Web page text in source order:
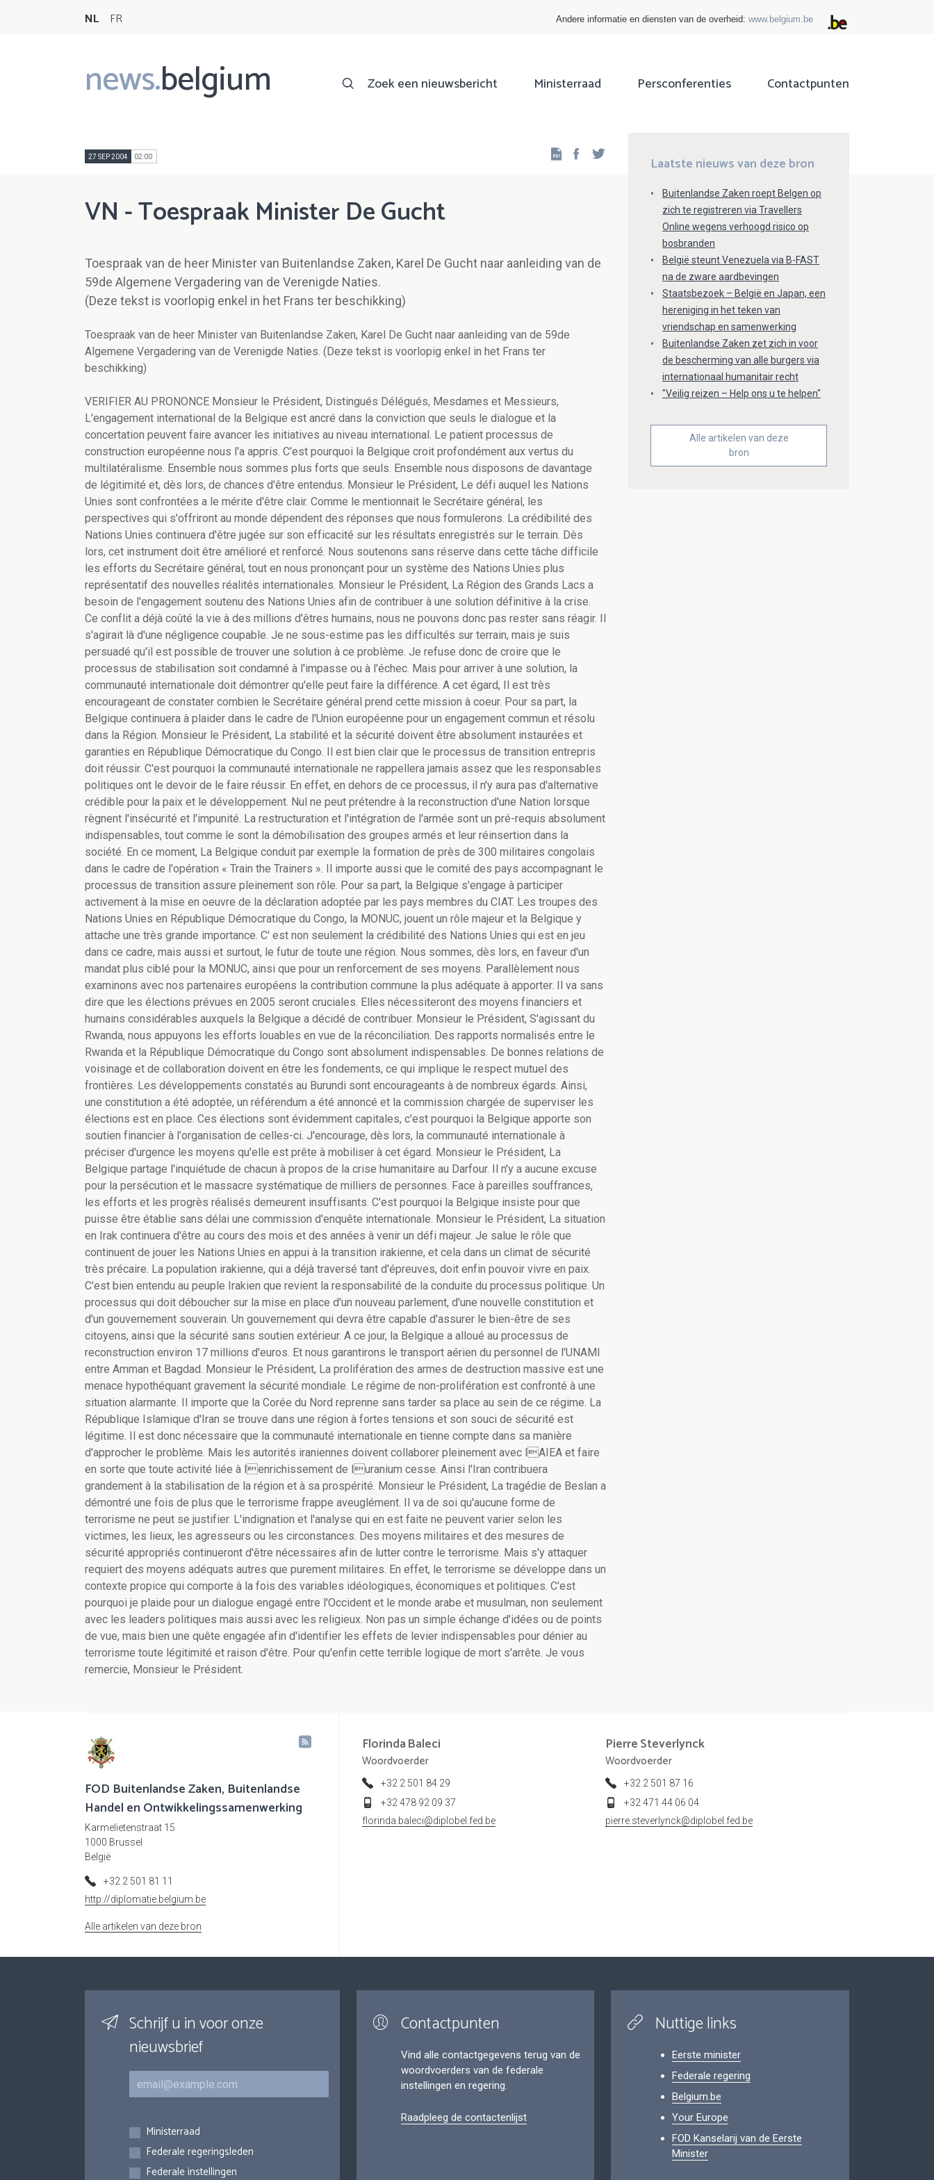
NL FR Andere informatie en diensten van de overheid: www.belgium.be
news.belgium
Main
navigation
Zoek een nieuwsbericht Ministerraad Persconferenties Contactpunten
27 SEP 2004 02:00 Facebook
VN - Toespraak Minister De Gucht
Toespraak van de heer Minister van Buitenlandse Zaken, Karel De Gucht naar aanleiding van de
59de Algemene Vergadering van de Verenigde Naties.
(Deze tekst is voorlopig enkel in het Frans ter beschikking)
Toespraak van de heer Minister van Buitenlandse Zaken, Karel De Gucht naar aanleiding van de 59de
Algemene Vergadering van de Verenigde Naties. (Deze tekst is voorlopig enkel in het Frans ter
beschikking)
VERIFIER AU PRONONCE Monsieur le Président, Distingués Délégués, Mesdames et Messieurs,
L'engagement international de la Belgique est ancré dans la conviction que seuls le dialogue et la
concertation peuvent faire avancer les initiatives au niveau international. Le patient processus de
construction européenne nous l'a appris. C'est pourquoi la Belgique croit profondément aux vertus du
multilatéralisme. Ensemble nous sommes plus forts que seuls. Ensemble nous disposons de davantage
de légitimité et, dès lors, de chances d'être entendus. Monsieur le Président, Le défi auquel les Nations
Unies sont confrontées a le mérite d'être clair. Comme le mentionnait le Secrétaire général, les
perspectives qui s'offriront au monde dépendent des réponses que nous formulerons. La crédibilité des
Nations Unies continuera d'être jugée sur son efficacité sur les résultats enregistrés sur le terrain. Dès
lors, cet instrument doit être amélioré et renforcé. Nous soutenons sans réserve dans cette tâche difficile
les efforts du Secrétaire général, tout en nous prononçant pour un système des Nations Unies plus
représentatif des nouvelles réalités internationales. Monsieur le Président, La Région des Grands Lacs a
besoin de l'engagement soutenu des Nations Unies afin de contribuer à une solution définitive à la crise.
Ce conflit a déjà coûté la vie à des millions d'êtres humains, nous ne pouvons donc pas rester sans réagir. Il
s'agirait là d'une négligence coupable. Je ne sous-estime pas les difficultés sur terrain, mais je suis
persuadé qu'il est possible de trouver une solution à ce problème. Je refuse donc de croire que le
processus de stabilisation soit condamné à l'impasse ou à l'échec. Mais pour arriver à une solution, la
communauté internationale doit démontrer qu'elle peut faire la différence. A cet égard, Il est très
encourageant de constater combien le Secrétaire général prend cette mission à coeur. Pour sa part, la
Belgique continuera à plaider dans le cadre de l'Union européenne pour un engagement commun et résolu
dans la Région. Monsieur le Président, La stabilité et la sécurité doivent être absolument instaurées et
garanties en République Démocratique du Congo. Il est bien clair que le processus de transition entrepris
doit réussir. C'est pourquoi la communauté internationale ne rappellera jamais assez que les responsables
politiques ont le devoir de le faire réussir. En effet, en dehors de ce processus, il n'y aura pas d'alternative
crédible pour la paix et le développement. Nul ne peut prétendre à la reconstruction d'une Nation lorsque
règnent l'insécurité et l'impunité. La restructuration et l'intégration de l'armée sont un pré-requis absolument
indispensables, tout comme le sont la démobilisation des groupes armés et leur réinsertion dans la
société. En ce moment, La Belgique conduit par exemple la formation de près de 300 militaires congolais
dans le cadre de l'opération « Train the Trainers ». Il importe aussi que le comité des pays accompagnant le
processus de transition assure pleinement son rôle. Pour sa part, la Belgique s'engage à participer
activement à la mise en oeuvre de la déclaration adoptée par les pays membres du CIAT. Les troupes des
Nations Unies en République Démocratique du Congo, la MONUC, jouent un rôle majeur et la Belgique y
attache une très grande importance. C' est non seulement la crédibilité des Nations Unies qui est en jeu
dans ce cadre, mais aussi et surtout, le futur de toute une région. Nous sommes, dès lors, en faveur d'un
mandat plus ciblé pour la MONUC, ainsi que pour un renforcement de ses moyens. Parallèlement nous
examinons avec nos partenaires européens la contribution commune la plus adéquate à apporter. Il va sans
dire que les élections prévues en 2005 seront cruciales. Elles nécessiteront des moyens financiers et
humains considérables auxquels la Belgique a décidé de contribuer. Monsieur le Président, S'agissant du
Rwanda, nous appuyons les efforts louables en vue de la réconciliation. Des rapports normalisés entre le
Rwanda et la République Démocratique du Congo sont absolument indispensables. De bonnes relations de
voisinage et de collaboration doivent en être les fondements, ce qui implique le respect mutuel des
frontières. Les développements constatés au Burundi sont encourageants à de nombreux égards. Ainsi,
une constitution a été adoptée, un référendum a été annoncé et la commission chargée de superviser les
élections est en place. Ces élections sont évidemment capitales, c'est pourquoi la Belgique apporte son
soutien financier à l'organisation de celles-ci. J'encourage, dès lors, la communauté internationale à
préciser d'urgence les moyens qu'elle est prête à mobiliser à cet égard. Monsieur le Président, La
Belgique partage l'inquiétude de chacun à propos de la crise humanitaire au Darfour. Il n'y a aucune excuse
pour la persécution et le massacre systématique de milliers de personnes. Face à pareilles souffrances,
les efforts et les progrès réalisés demeurent insuffisants. C'est pourquoi la Belgique insiste pour que
puisse être établie sans délai une commission d'enquête internationale. Monsieur le Président, La situation
en Irak continuera d'être au cours des mois et des années à venir un défi majeur. Je salue le rôle que
continuent de jouer les Nations Unies en appui à la transition irakienne, et cela dans un climat de sécurité
très précaire. La population irakienne, qui a déjà traversé tant d'épreuves, doit enfin pouvoir vivre en paix.
C'est bien entendu au peuple Irakien que revient la responsabilité de la conduite du processus politique. Un
processus qui doit déboucher sur la mise en place d'un nouveau parlement, d'une nouvelle constitution et
d'un gouvernement souverain. Un gouvernement qui devra être capable d'assurer le bien-être de ses
citoyens, ainsi que la sécurité sans soutien extérieur. A ce jour, la Belgique a alloué au processus de
reconstruction environ 17 millions d'euros. Et nous garantirons le transport aérien du personnel de l'UNAMI
entre Amman et Bagdad. Monsieur le Président, La prolifération des armes de destruction massive est une
menace hypothéquant gravement la sécurité mondiale. Le régime de non-prolifération est confronté à une
situation alarmante. Il importe que la Corée du Nord reprenne sans tarder sa place au sein de ce régime. La
République Islamique d'Iran se trouve dans une région à fortes tensions et son souci de sécurité est
légitime. Il est donc nécessaire que la communauté internationale en tienne compte dans sa manière
d'approcher le problème. Mais les autorités iraniennes doivent collaborer pleinement avec lAIEA et faire
en sorte que toute activité liée à lenrichissement de luranium cesse. Ainsi l'Iran contribuera
grandement à la stabilisation de la région et à sa prospérité. Monsieur le Président, La tragédie de Beslan a
démontré une fois de plus que le terrorisme frappe aveuglément. Il va de soi qu'aucune forme de
terrorisme ne peut se justifier. L'indignation et l'analyse qui en est faite ne peuvent varier selon les
victimes, les lieux, les agresseurs ou les circonstances. Des moyens militaires et des mesures de
sécurité appropriés continueront d'être nécessaires afin de lutter contre le terrorisme. Mais s'y attaquer
requiert des moyens adéquats autres que purement militaires. En effet, le terrorisme se développe dans un
contexte propice qui comporte à la fois des variables idéologiques, économiques et politiques. C'est
pourquoi je plaide pour un dialogue engagé entre l'Occident et le monde arabe et musulman, non seulement
avec les leaders politiques mais aussi avec les religieux. Non pas un simple échange d'idées ou de points
de vue, mais bien une quête engagée afin d'identifier les effets de levier indispensables pour dénier au
terrorisme toute légitimité et raison d'être. Pour qu'enfin cette terrible logique de mort s'arrête. Je vous
remercie, Monsieur le Président.
Laatste nieuws van deze bron
Buitenlandse Zaken roept Belgen op
zich te registreren via Travellers
Online wegens verhoogd risico op
bosbranden
België steunt Venezuela via B-FAST
na de zware aardbevingen
Staatsbezoek – België en Japan, een
hereniging in het teken van
vriendschap en samenwerking
Buitenlandse Zaken zet zich in voor
de bescherming van alle burgers via
internationaal humanitair recht
"Veilig reizen – Help ons u te helpen"
Alle artikelen van deze
bron
FOD Buitenlandse Zaken, Buitenlandse
Handel en Ontwikkelingssamenwerking
Karmelietenstraat 15
1000 Brussel
België
+32 2 501 81 11
http://diplomatie.belgium.be
Alle artikelen van deze bron
FlorindaBaleci
Woordvoerder
+32 2 501 84 29
+32 478 92 09 37
florinda.baleci@diplobel.fed.be
PierreSteverlynck
Woordvoerder
+32 2 501 87 16
+32 471 44 06 04
pierre.steverlynck@diplobel.fed.be
Schrijf u in voor onze
nieuwsbrief
E-mail
Inschrijvingen
Ministerraad
Federale regeringsleden
Federale instellingen
Contactpunten
Vind alle contactgegevens terug van de
woordvoerders van de federale
instellingen en regering.
Raadpleeg de contactenlijst
Nuttige links
Eerste minister
Federale regering
Belgium.be
Your Europe
FOD Kanselarij van de Eerste
Minister